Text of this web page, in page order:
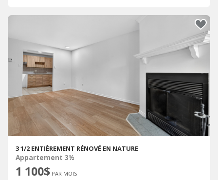
3 1/2 ENTIÈREMENT RÉNOVÉ EN NATURE
Appartement 3½
1 100$ PAR MOIS